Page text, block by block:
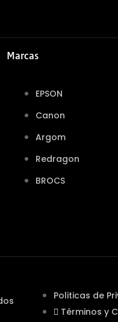
Marcas
EPSON
Canon
Argom
Redragon
BROCS
Politicas de
Términos y